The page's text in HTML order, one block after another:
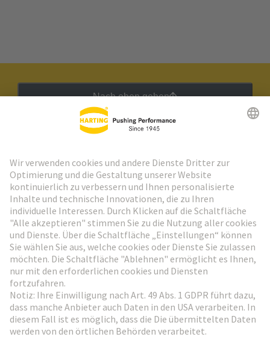
Nach oben gehen
Weiter zur Anmeldung
Social Media